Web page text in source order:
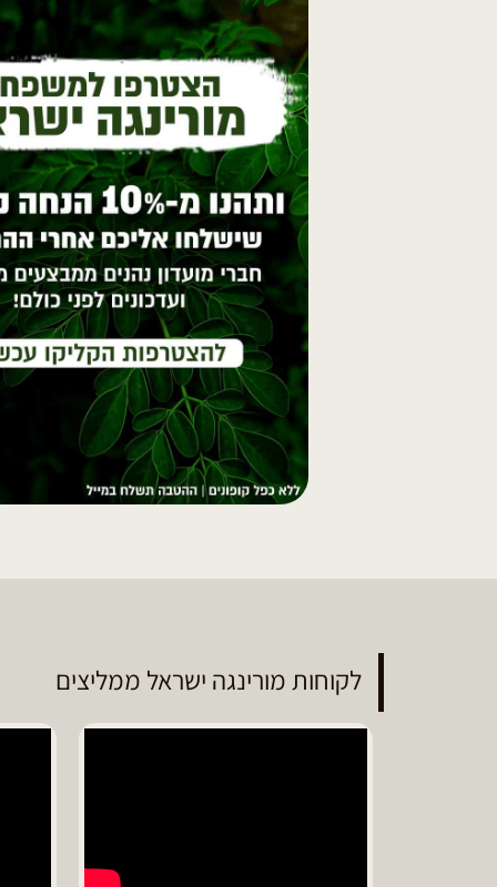
לקוחות מורינגה ישראל ממליצים